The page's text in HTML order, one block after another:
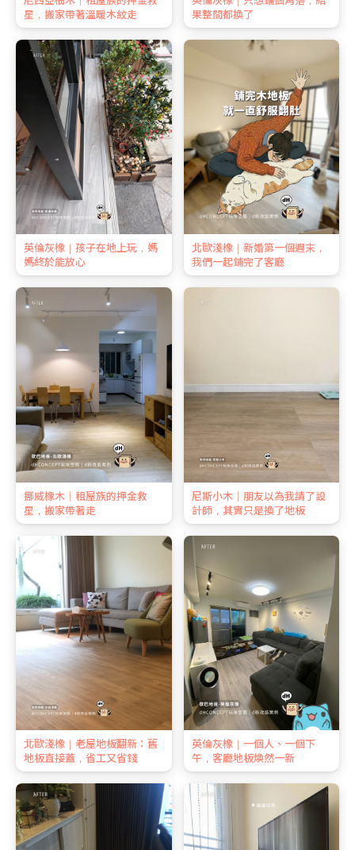
星，搬家帶著溫暖木紋走
果整間都換了
英倫灰橡｜孩子在地上玩，媽
媽終於能放心
北歐淺橡｜新婚第一個週末，
我們一起鋪完了客廳
挪威橡木｜租屋族的押金救
星，搬家帶著走
尼斯小木｜朋友以為我請了設
計師，其實只是換了地板
北歐淺橡｜老屋地板翻新：舊
地板直接蓋，省工又省錢
英倫灰橡｜一個人、一個下
午，客廳地板煥然一新